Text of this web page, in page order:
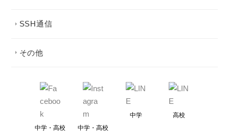
SSH通信
その他
中学・高校 中学・高校
中学 高校